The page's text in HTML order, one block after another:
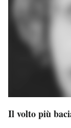
Il volto più